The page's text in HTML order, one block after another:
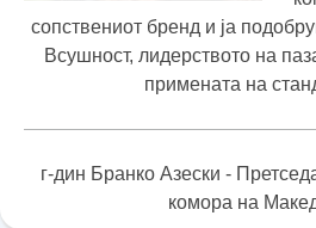
сопствениот бренд и ја
Всушност, лидерството на
примената на
г-дин Бранко Азески -
комора на